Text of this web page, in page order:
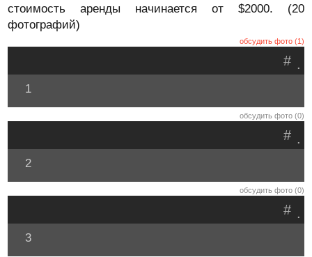
стоимость аренды начинается от $2000. (20
фотографий)
обсудить фото (1)
.
#
1
обсудить фото (0)
.
#
2
обсудить фото (0)
.
#
3